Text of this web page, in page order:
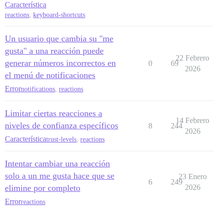
Característica
reactions, keyboard-shortcuts
Un usuario que cambia su "me
gusta" a una reacción puede
generar números incorrectos en
el menú de notificaciones
Errornotifications reactions
0 69
22 Febrero
2026
Limitar ciertas reacciones a
niveles de confianza específicos
Característicatrust-levels reactions
8 244
14 Febrero
2026
Intentar cambiar una reacción
solo a un me gusta hace que se
elimine por completo
Errorreactions
6 249
23 Enero
2026